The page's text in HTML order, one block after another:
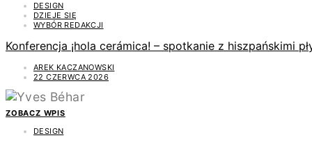
DESIGN
DZIEJE SIĘ
WYBÓR REDAKCJI
Konferencja ¡hola cerámica! – spotkanie z hiszpańskimi
AREK KACZANOWSKI
22 CZERWCA 2026
ZOBACZ WPIS
DESIGN